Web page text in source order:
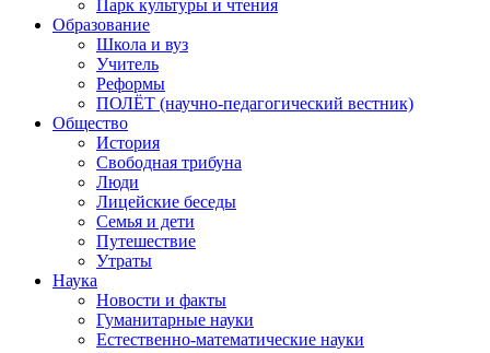
Парк культуры и чтения
Образование
Школа и вуз
Учитель
Реформы
ПОЛЁТ (научно-педагогический вестник)
Общество
История
Свободная трибуна
Люди
Лицейские беседы
Семья и дети
Путешествие
Утраты
Наука
Новости и факты
Гуманитарные науки
Естественно-математические науки